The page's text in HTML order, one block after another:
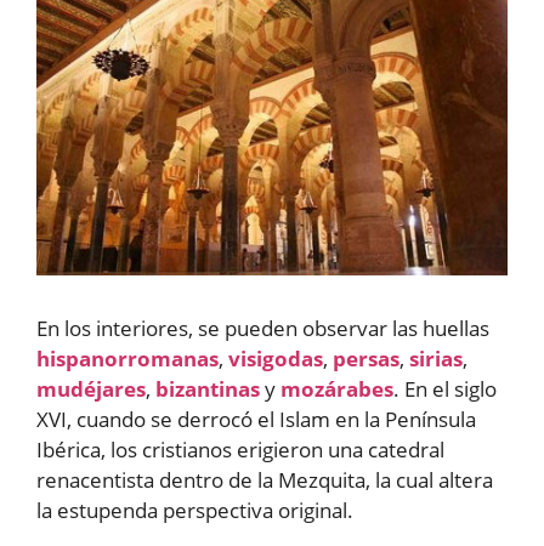
En los interiores, se pueden observar las huellas
hispanorromanas, visigodas, persas, sirias,
mudéjares, bizantinasy mozárabes. En el siglo
XVI, cuando se derrocó el Islam en la Península
Ibérica, los cristianos erigieron una catedral
renacentista dentro de la Mezquita, la cual altera
la estupenda perspectiva original.